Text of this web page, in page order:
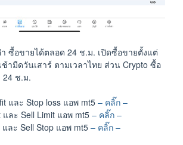
ซื้อขายได้ตลอด 24 ช.ม. เปิดซื้อขายตั้งแต่
ามืดวันเสาร์ ตามเวลาไทย ส่วน Crypto ซื้อ
ช.ม.
และ Stop loss แอพ mt5 – คลิ๊ก –
ละ Sell Limit แอพ mt5 – คลิ๊ก –
ละ Sell Stop แอพ mt5 – คลิ๊ก –